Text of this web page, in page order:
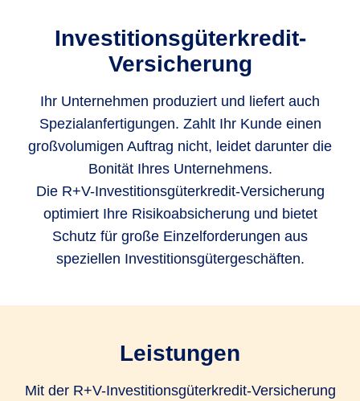
Investitionsgüterkredit-
Versicherung
Ihr Unternehmen produziert und liefert auch
Spezialanfertigungen. Zahlt Ihr Kunde einen
großvolumigen Auftrag nicht, leidet darunter die
Bonität Ihres Unternehmens.
Die R+V-Investitionsgüterkredit-Versicherung
optimiert Ihre Risikoabsicherung und bietet
Schutz für große Einzelforderungen aus
speziellen Investitionsgütergeschäften.
Leistungen
Mit der R+V-Investitionsgüterkredit-Versicherung